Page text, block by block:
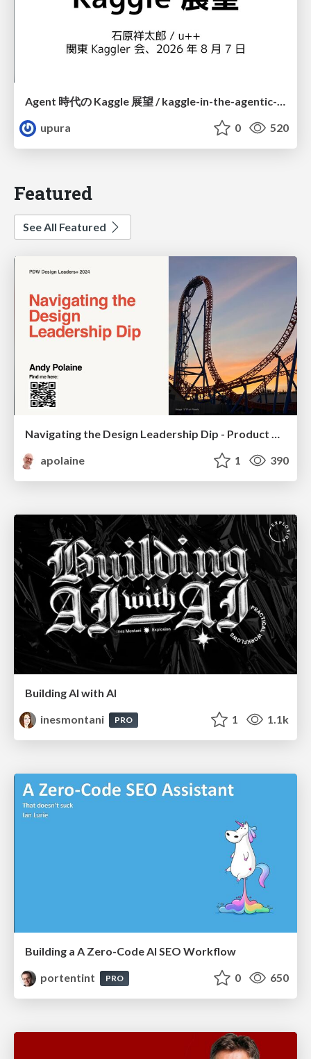
Agent 時代の Kaggle 展望 / kaggle-in-the-agentic-era
upura
0 520
Featured
See All Featured
Navigating the Design Leadership Dip - Product Design Week Design Leaders+ Conference 2024
apolaine
1 390
Building AI with AI
inesmontani
PRO 1 1.1k
Building a A Zero-Code AI SEO Workflow
portentint
PRO 0 650